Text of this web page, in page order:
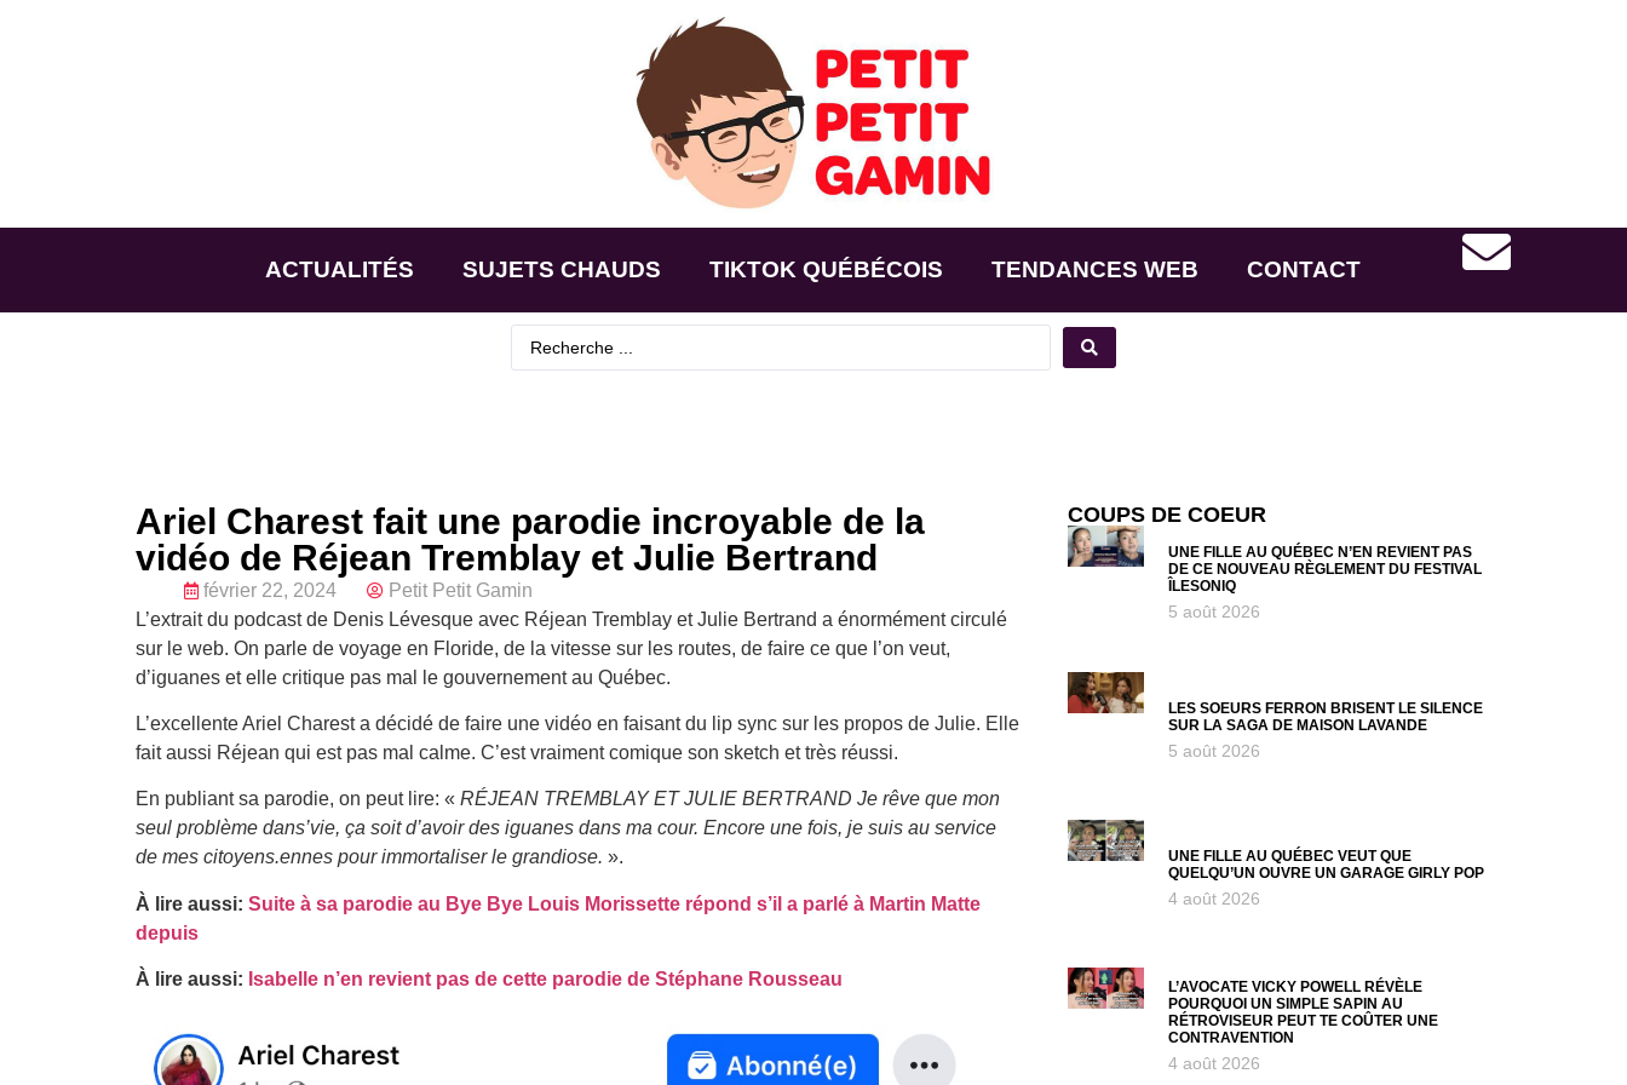
ACTUALITÉS SUJETS CHAUDS TIKTOK QUÉBÉCOIS TENDANCES WEB CONTACT
Ariel Charest fait une parodie incroyable de la
vidéo de Réjean Tremblay et Julie Bertrand
février 22, 2024
Petit Petit Gamin
L’extrait du podcast de Denis Lévesque avec Réjean Tremblay et Julie Bertrand a énormément circulé
sur le web. On parle de voyage en Floride, de la vitesse sur les routes, de faire ce que l’on veut,
d’iguanes et elle critique pas mal le gouvernement au Québec.
L’excellente Ariel Charest a décidé de faire une vidéo en faisant du lip sync sur les propos de Julie. Elle
fait aussi Réjean qui est pas mal calme. C’est vraiment comique son sketch et très réussi.
En publiant sa parodie, on peut lire: « RÉJEAN TREMBLAY ET JULIE BERTRAND Je rêve que mon
seul problème dans’vie, ça soit d’avoir des iguanes dans ma cour. Encore une fois, je suis au service
de mes citoyens.ennes pour immortaliser le grandiose. ».
À lire aussi: Suite à sa parodie au Bye Bye Louis Morissette répond s’il a parlé à Martin Matte
depuis
À lire aussi: Isabelle n’en revient pas de cette parodie de Stéphane Rousseau
COUPS DE COEUR
UNE FILLE AU QUÉBEC N’EN REVIENT PAS
DE CE NOUVEAU RÈGLEMENT DU FESTIVAL
ÎLESONIQ
5 août 2026
LES SOEURS FERRON BRISENT LE SILENCE
SUR LA SAGA DE MAISON LAVANDE
5 août 2026
UNE FILLE AU QUÉBEC VEUT QUE
QUELQU’UN OUVRE UN GARAGE GIRLY POP
4 août 2026
L’AVOCATE VICKY POWELL RÉVÈLE
POURQUOI UN SIMPLE SAPIN AU
RÉTROVISEUR PEUT TE COÛTER UNE
CONTRAVENTION
4 août 2026